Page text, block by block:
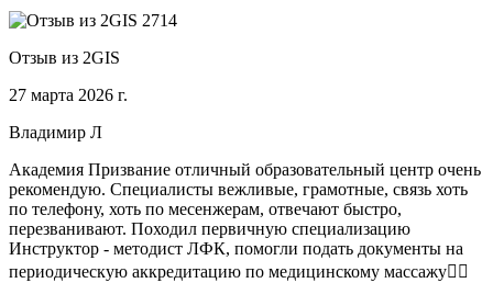
Отзыв из 2GIS
27 марта 2026 г.
Владимир Л
Академия Призвание отличный образовательный центр очень
рекомендую. Специалисты вежливые, грамотные, связь хоть
по телефону, хоть по месенжерам, отвечают быстро,
перезванивают. Походил первичную специализацию
Инструктор - методист ЛФК, помогли подать документы на
периодическую аккредитацию по медицинскому массажу🧑‍⚕️